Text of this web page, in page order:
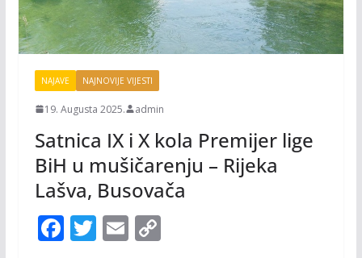
NAJAVE NAJNOVIJE VIJESTI
19. Augusta 2025. admin
Satnica IX i X kola Premijer lige
BiH u mušičarenju – Rijeka
Lašva, Busovača
F T E C